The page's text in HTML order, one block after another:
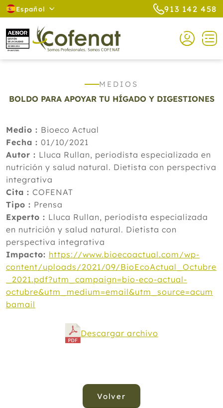
Español 913 142 458
MEDIOS
BOLDO PARA APOYAR TU HÍGADO Y DIGESTIONES
Medio : Bioeco Actual
Fecha : 01/10/2021
Autor : Lluca Rullan, periodista especializada en
nutrición y salud natural. Dietista con perspectiva
integrativa
Cita : COFENAT
Tipo : Prensa
Experto : Lluca Rullan, periodista especializada
en nutrición y salud natural. Dietista con
perspectiva integrativa
Impacto: https://www.bioecoactual.com/wp-
content/uploads/2021/09/BioEcoActual_Octubre
_2021.pdf?utm_campaign=bio-eco-actual-
octubre&utm_medium=email&utm_source=acum
bamail
Descargar archivo
Volver